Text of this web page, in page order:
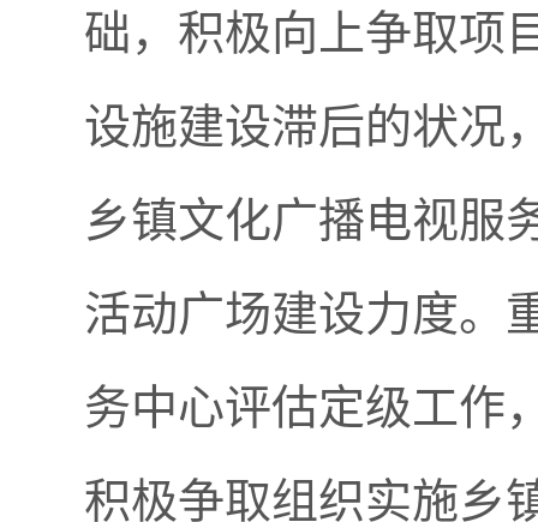
础，积极向上争取项
设施建设滞后的状况
乡镇文化广播电视服
活动广场建设力度。
务中心评估定级工作
积极争取组织实施乡